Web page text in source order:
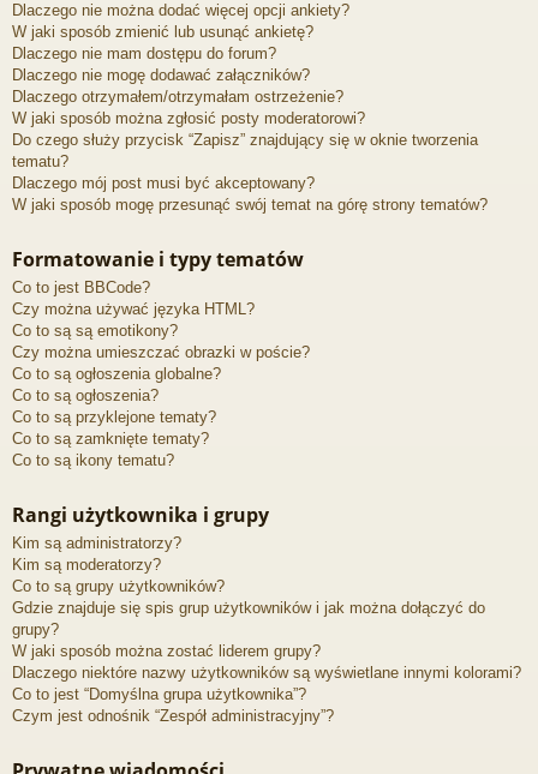
Dlaczego nie można dodać więcej opcji ankiety?
W jaki sposób zmienić lub usunąć ankietę?
Dlaczego nie mam dostępu do forum?
Dlaczego nie mogę dodawać załączników?
Dlaczego otrzymałem/otrzymałam ostrzeżenie?
W jaki sposób można zgłosić posty moderatorowi?
Do czego służy przycisk “Zapisz” znajdujący się w oknie tworzenia
tematu?
Dlaczego mój post musi być akceptowany?
W jaki sposób mogę przesunąć swój temat na górę strony tematów?
Formatowanie i typy tematów
Co to jest BBCode?
Czy można używać języka HTML?
Co to są są emotikony?
Czy można umieszczać obrazki w poście?
Co to są ogłoszenia globalne?
Co to są ogłoszenia?
Co to są przyklejone tematy?
Co to są zamknięte tematy?
Co to są ikony tematu?
Rangi użytkownika i grupy
Kim są administratorzy?
Kim są moderatorzy?
Co to są grupy użytkowników?
Gdzie znajduje się spis grup użytkowników i jak można dołączyć do
grupy?
W jaki sposób można zostać liderem grupy?
Dlaczego niektóre nazwy użytkowników są wyświetlane innymi kolorami?
Co to jest “Domyślna grupa użytkownika”?
Czym jest odnośnik “Zespół administracyjny”?